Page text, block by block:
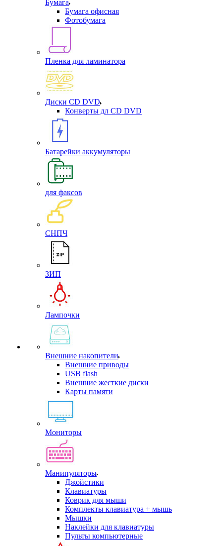
Бумага
Бумага офисная
Фотобумага
Пленка для ламинатора
Диски CD DVD
Конверты дл CD DVD
Батарейки аккумуляторы
для факсов
СНПЧ
ЗИП
Лампочки
Внешние накопители
Внешние приводы
USB flash
Внешние жесткие диски
Карты памяти
Мониторы
Манипуляторы
Джойстики
Клавиатуры
Коврик для мыши
Комплекты клавиатура + мышь
Мышки
Наклейки для клавиатуры
Пульты компьютерные